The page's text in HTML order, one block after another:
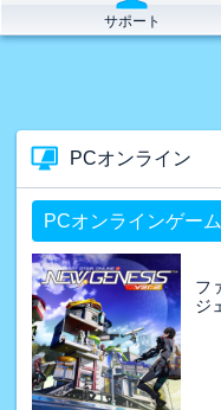
サポート
PCオンライン
PCオンラインゲー
フ
ジ